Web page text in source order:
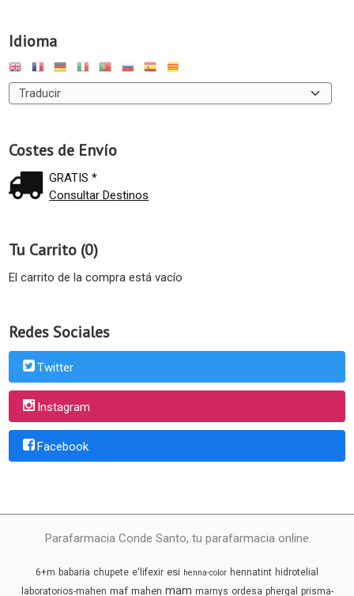
Idioma
Costes de Envío
GRATIS *
Consultar Destinos
Tu Carrito (0)
El carrito de la compra está vacío
Redes Sociales
Twitter
Instagram
Facebook
Parafarmacia Conde Santo, tu parafarmacia online
6+m babaria chupete e'lifexir esi henna-color hennatint hidrotelial
laboratorios-mahen maf mahen mam marnys ordesa phergal prisma-